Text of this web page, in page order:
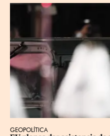
GEOPOLÍTICA